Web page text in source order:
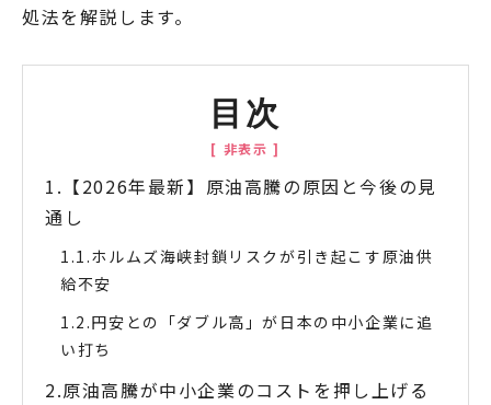
処法を解説します。
目次
【2026年最新】原油高騰の原因と今後の見
通し
ホルムズ海峡封鎖リスクが引き起こす原油供
給不安
円安との「ダブル高」が日本の中小企業に追
い打ち
原油高騰が中小企業のコストを押し上げる